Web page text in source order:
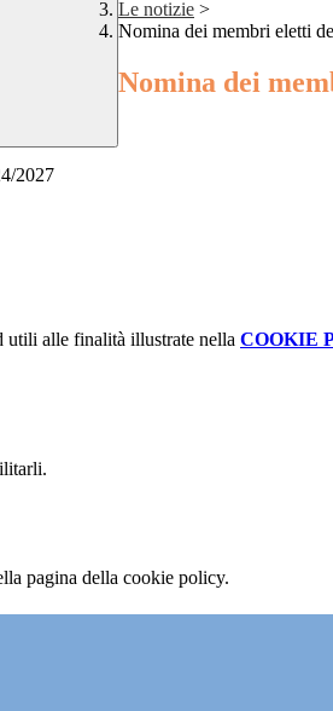
Le notizie >
Nomina dei membri eletti
Nomina dei
2027
utili alle finalità illustrate nella COOKIE
pagina della cookie policy.